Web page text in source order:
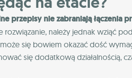
przepisy nie zabraniają łączenia
rozwiązanie, należy jednak wziąć
się bowiem okazać dość
się dodatkową działalnością,